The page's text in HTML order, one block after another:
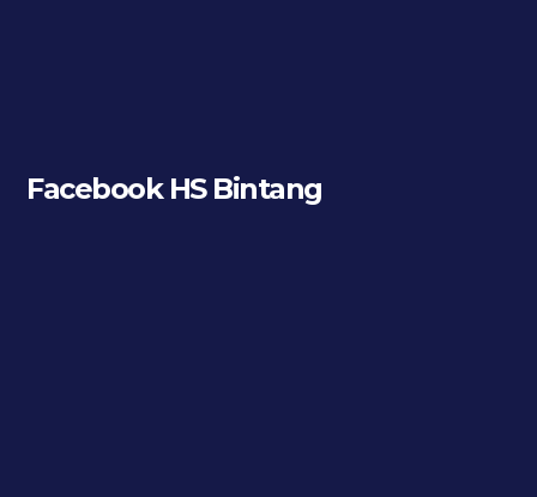
Facebook HS Bintang